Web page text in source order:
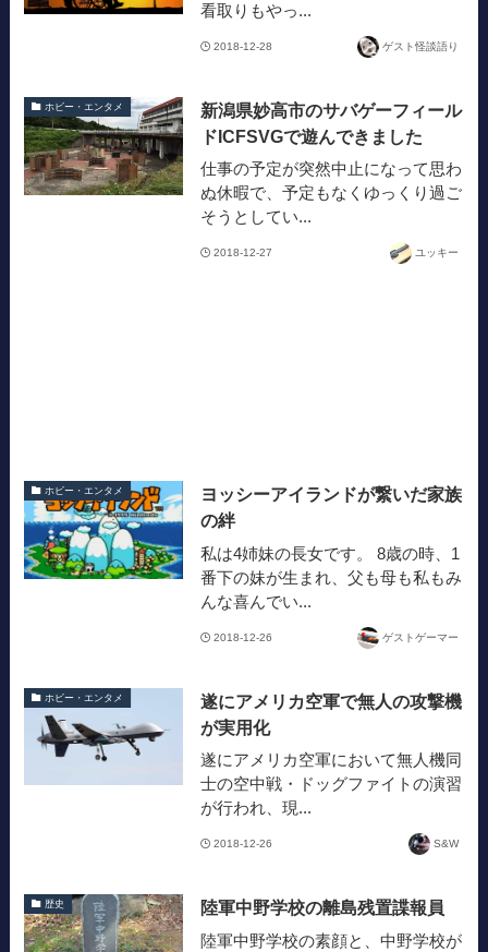
看取りもやっ...
2018-12-28 ゲスト怪談語り
ホビー・エンタメ
新潟県妙高市のサバゲーフィール
ドICFSVGで遊んできました
仕事の予定が突然中止になって思わ
ぬ休暇で、予定もなくゆっくり過ご
そうとしてい...
2018-12-27 ユッキー
ホビー・エンタメ
ヨッシーアイランドが繋いだ家族
の絆
私は4姉妹の長女です。 8歳の時、1
番下の妹が生まれ、父も母も私もみ
んな喜んでい...
2018-12-26 ゲストゲーマー
ホビー・エンタメ
遂にアメリカ空軍で無人の攻撃機
が実用化
遂にアメリカ空軍において無人機同
士の空中戦・ドッグファイトの演習
が行われ、現...
2018-12-26 S&W
歴史 陸軍中野学校の離島残置諜報員
陸軍中野学校の素顔と、中野学校が